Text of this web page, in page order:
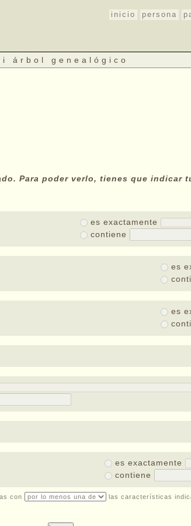
inicio persona
árbol genealógico
Para poder verlo, tienes que indicar
es exactamente
contiene
es
es
es exactamente
contiene
con las características